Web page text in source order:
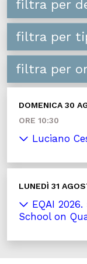
filtra per
filtra per
filtra per
DOMENICA 30
ORE 10:30
Luciano
LUNEDÌ 31
EQAI
School on